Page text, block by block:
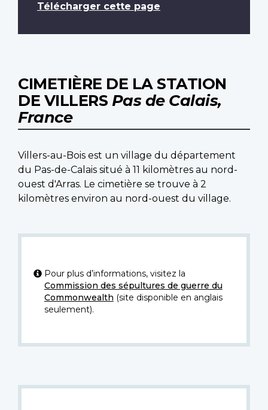
Télécharger cette page
CIMETIÈRE DE LA STATION
DE VILLERS Pas de Calais,
France
Villers-au-Bois est un village du département
du Pas-de-Calais situé à 11 kilomètres au nord-
ouest d'Arras. Le cimetière se trouve à 2
kilomètres environ au nord-ouest du village.
Pour plus d’informations, visitez la
Commission des sépultures de guerre du
Commonwealth (site disponible en anglais
seulement).